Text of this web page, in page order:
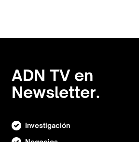
ADN TV en
Newsletter.
Investigación